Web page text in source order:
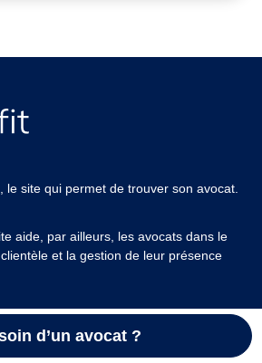
d’un avocat ?
le site qui permet de trouver son avocat.
aide, par ailleurs, les avocats dans le
et la gestion de leur présence